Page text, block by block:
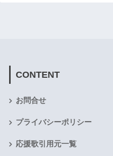
CONTENT
お問合せ
プライバシーポリシー
応援歌引用元一覧